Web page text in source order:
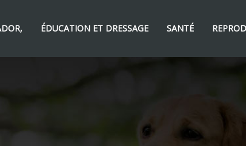
ÉDUCATION ET DRESSAGE SANTÉ